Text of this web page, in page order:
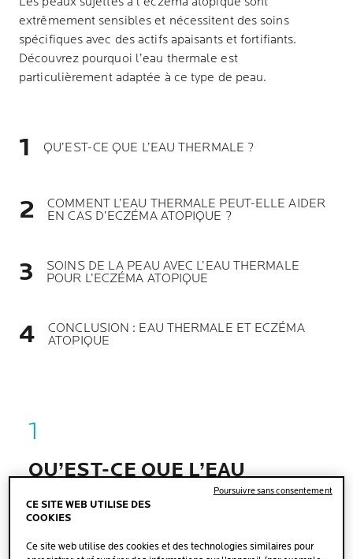
extrêmement sensibles et nécessitent des soins
spécifiques avec des actifs apaisants et fortifiants.
Découvrez pourquoi l’eau thermale est
particulièrement adaptée à ce type de peau.
QU’EST-CE QUE L’EAU THERMALE ?
COMMENT L’EAU THERMALE PEUT-ELLE AIDER
EN CAS D’ECZÉMA ATOPIQUE ?
SOINS DE LA PEAU AVEC L’EAU THERMALE
POUR L’ECZÉMA ATOPIQUE
CONCLUSION : EAU THERMALE ET ECZÉMA
ATOPIQUE
QU’EST-CE QUE L’EAU
naturellement sous terre, souvent en raison de
CE SITE WEB UTILISE DES
COOKIES
Ce site web utilise des cookies et des technologies similaires pour
Poursuivre sans consentement